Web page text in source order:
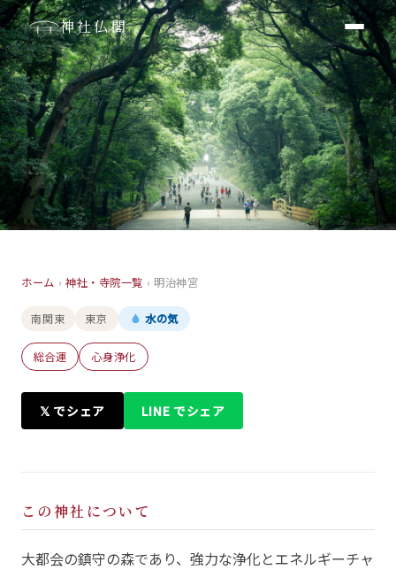
神社仏閣
明治神宮
東京
ホーム › 神社・寺院一覧 › 明治神宮
南関東 東京 水の気
総合運 心身浄化
𝕏 でシェア LINE でシェア
この神社について
大都会の鎮守の森であり、強力な浄化とエネルギーチャ